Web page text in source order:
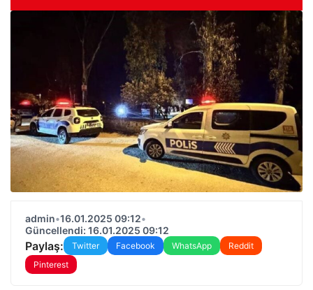
admin•16.01.2025 09:12•
Güncellendi: 16.01.2025 09:12
Paylaş: Twitter Facebook WhatsApp
Reddit
Pinterest